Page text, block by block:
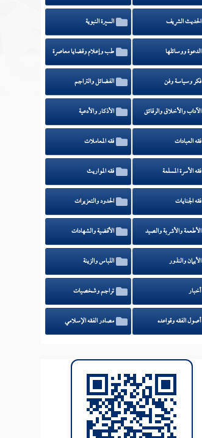
الحديث الشريف السيرة النبوية
الدعوة ووسائلها طب وإعلام وقضايا معاصرة
فكر وسياسة وفن الفضائل والتراجم
الآداب والأخلاق والرقائق الأذكار والأدعية
فقه العبادات فقه المعاملات
فقه الأسرة المسلمة فقه المواريث
فقه الجنايات الحدود والتعزيرات
الأطعمة والأشربة والصيد الأقضية والشهادات
الأيمان والنذور اللباس والزينة
أخبار تراجم وشخصيات
أصول الفقه وقواعده مصادر الفقه الإسلامي